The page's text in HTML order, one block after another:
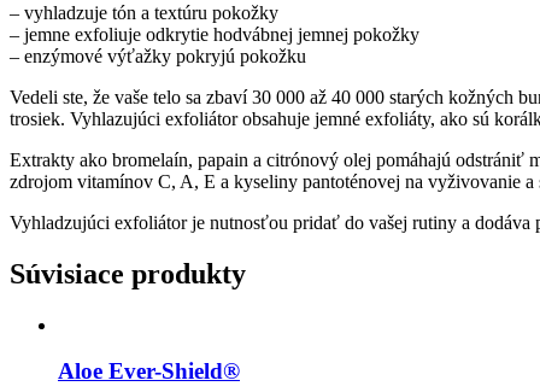
– vyhladzuje tón a textúru pokožky
– jemne exfoliuje odkrytie hodvábnej jemnej pokožky
– enzýmové výťažky pokryjú pokožku
Vedeli ste, že vaše telo sa zbaví 30 000 až 40 000 starých kožných
trosiek. Vyhlazujúci exfoliátor obsahuje jemné exfoliáty, ako sú
Extrakty ako bromelaín, papain a citrónový olej pomáhajú odstrániť
zdrojom vitamínov C, A, E a kyseliny pantoténovej na vyživovanie
Vyhladzujúci exfoliátor je nutnosťou pridať do vašej rutiny a
Súvisiace produkty
Aloe Ever-Shield®